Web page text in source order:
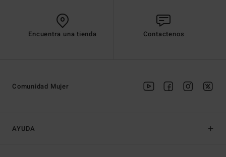
Encuentra una tienda Contactenos
AYUDA
Comunidad Mujer